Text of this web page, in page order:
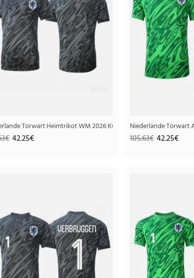
Torwart Heimtrikot WM 2026 Kurzarm
42.25€
Niederlande Torwart
105.63€ 42.25€